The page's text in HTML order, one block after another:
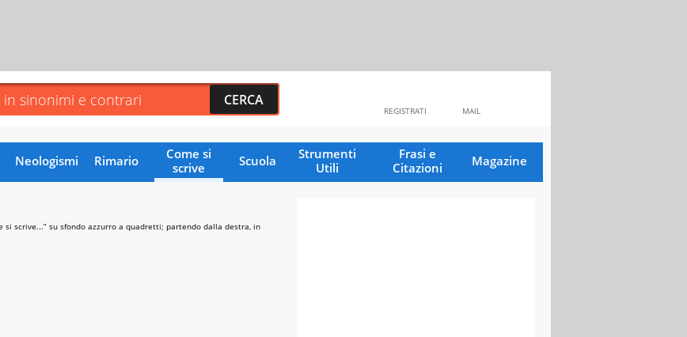
MAIL
REGISTRATI
Neologismi Rimario
Come si
scrive
Scuola
Strumenti
Utili
Frasi e
Citazioni
Magazine